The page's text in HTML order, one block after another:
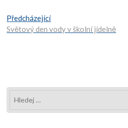
Navigace
pro
PředcházejícíPředcházející:
Světový den vody v školní jídelně